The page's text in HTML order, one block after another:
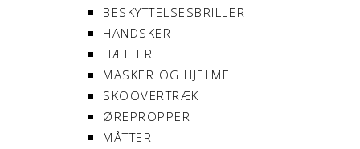
BESKYTTELSESBRILLER
HANDSKER
HÆTTER
MASKER OG HJELME
SKOOVERTRÆK
ØREPROPPER
MÅTTER